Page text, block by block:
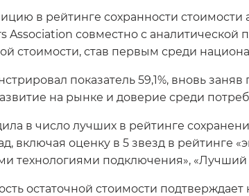
в рейтинге сохранности стоимости
Association совместно с
стоимости, став первым среди
показатель 59,1%, вновь
на рынке и доверие среди
в число лучших в рейтинге
включая оценку в 5 звезд в рейтинге
технологиями подключения», «Лучший
остаточной стоимости